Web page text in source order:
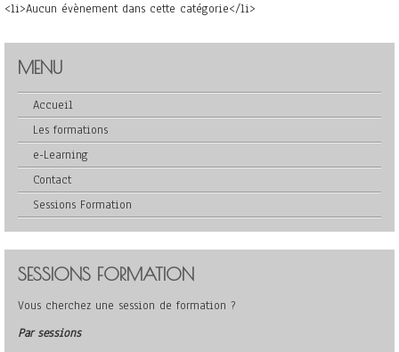
<li>Aucun évènement dans cette catégorie</li>
MENU
Accueil
Les formations
e-Learning
Contact
Sessions Formation
SESSIONS FORMATION
Vous cherchez une session de formation ?
Par sessions